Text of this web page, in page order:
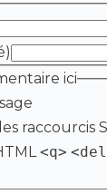
ici
raccourcis
<q>